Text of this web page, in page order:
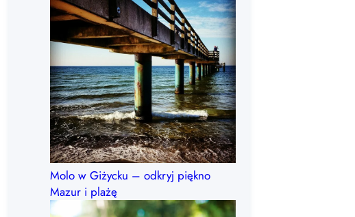
Molo w Giżycku – odkryj piękno
Mazur i plażę